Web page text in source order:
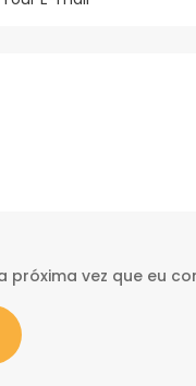
vez que eu